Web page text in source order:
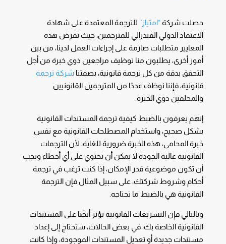
حصلت شركة“امتياز” للترجمة المعتمدة على شهادة
الاعتماد الدولي الفيدرالي للمترجمين، حيث تفرض هذه
المعايير متطلبات صارمة على إجراءات العمل لدينا، من بين
أمور أخرى، يطلبون منا توظيف مراجعين ذوي خبرة من أجل
التحقق بدقة من كل ترجمة قانونية، بصفتنا شركة ترجمة
قانونية، فإننا نوظف عددًا من المترجمين القانونيين
والمحلفين ذوي الخبرة.
إنهم يعرفون بالضبط كيفية ترجمة المستندات القانونية
بشكل صحيح، واستخدام المصطلحات القانونية مع نفس
خبرة المحامي، هذه الخبرة ضرورية للغاية، لأن الترجمات
القانونية عالية الجودة لا يمكن أن تحتوي على أي أخطاء ويجب
أن تكون موضوعية قدر الإمكان، إذا كنت ترغب في ترجمة
أحكام وشروط شركتك، على سبيل المثال فإن الترجمة
القانونية هي بالضبط ما تحتاجه.
وبالتالي فإن التشريعات القانونية تؤثر أيضًا على المستندات
القانونية الخاصة بك، في بعض الحالات، ستحتاج إلى إعداد
مستندات جديدة أو تعديل المستندات الموجودة، وإذا كانت